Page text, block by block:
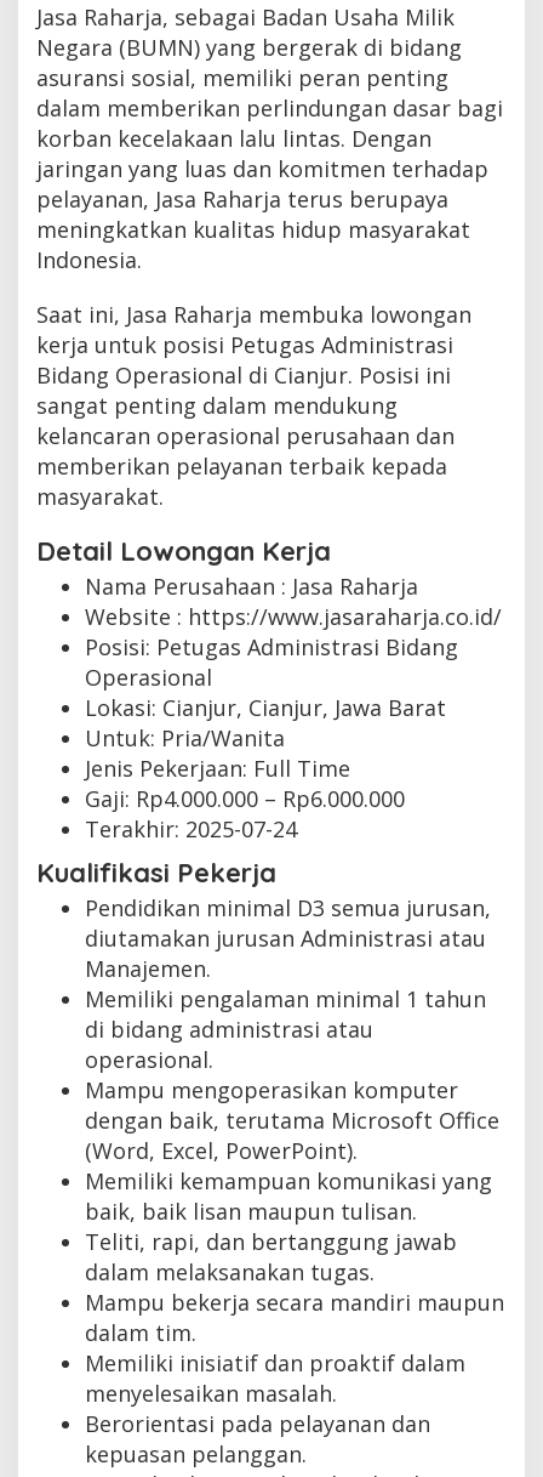
Jasa Raharja, sebagai Badan Usaha Milik
Negara (BUMN) yang bergerak di bidang
asuransi sosial, memiliki peran penting
dalam memberikan perlindungan dasar bagi
korban kecelakaan lalu lintas. Dengan
jaringan yang luas dan komitmen terhadap
pelayanan, Jasa Raharja terus berupaya
meningkatkan kualitas hidup masyarakat
Indonesia.
Saat ini, Jasa Raharja membuka lowongan
kerja untuk posisi Petugas Administrasi
Bidang Operasional di Cianjur. Posisi ini
sangat penting dalam mendukung
kelancaran operasional perusahaan dan
memberikan pelayanan terbaik kepada
masyarakat.
Detail Lowongan Kerja
Nama Perusahaan : Jasa Raharja
Website : https://www.jasaraharja.co.id/
Posisi: Petugas Administrasi Bidang
Operasional
Lokasi: Cianjur, Cianjur, Jawa Barat
Untuk: Pria/Wanita
Jenis Pekerjaan: Full Time
Gaji: Rp4.000.000 – Rp6.000.000
Terakhir: 2025-07-24
Kualifikasi Pekerja
Pendidikan minimal D3 semua jurusan,
diutamakan jurusan Administrasi atau
Manajemen.
Memiliki pengalaman minimal 1 tahun
di bidang administrasi atau
operasional.
Mampu mengoperasikan komputer
dengan baik, terutama Microsoft Office
(Word, Excel, PowerPoint).
Memiliki kemampuan komunikasi yang
baik, baik lisan maupun tulisan.
Teliti, rapi, dan bertanggung jawab
dalam melaksanakan tugas.
Mampu bekerja secara mandiri maupun
dalam tim.
Memiliki inisiatif dan proaktif dalam
menyelesaikan masalah.
Berorientasi pada pelayanan dan
kepuasan pelanggan.